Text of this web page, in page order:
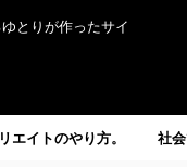
とりが作ったサイ
エイトのやり方。 社